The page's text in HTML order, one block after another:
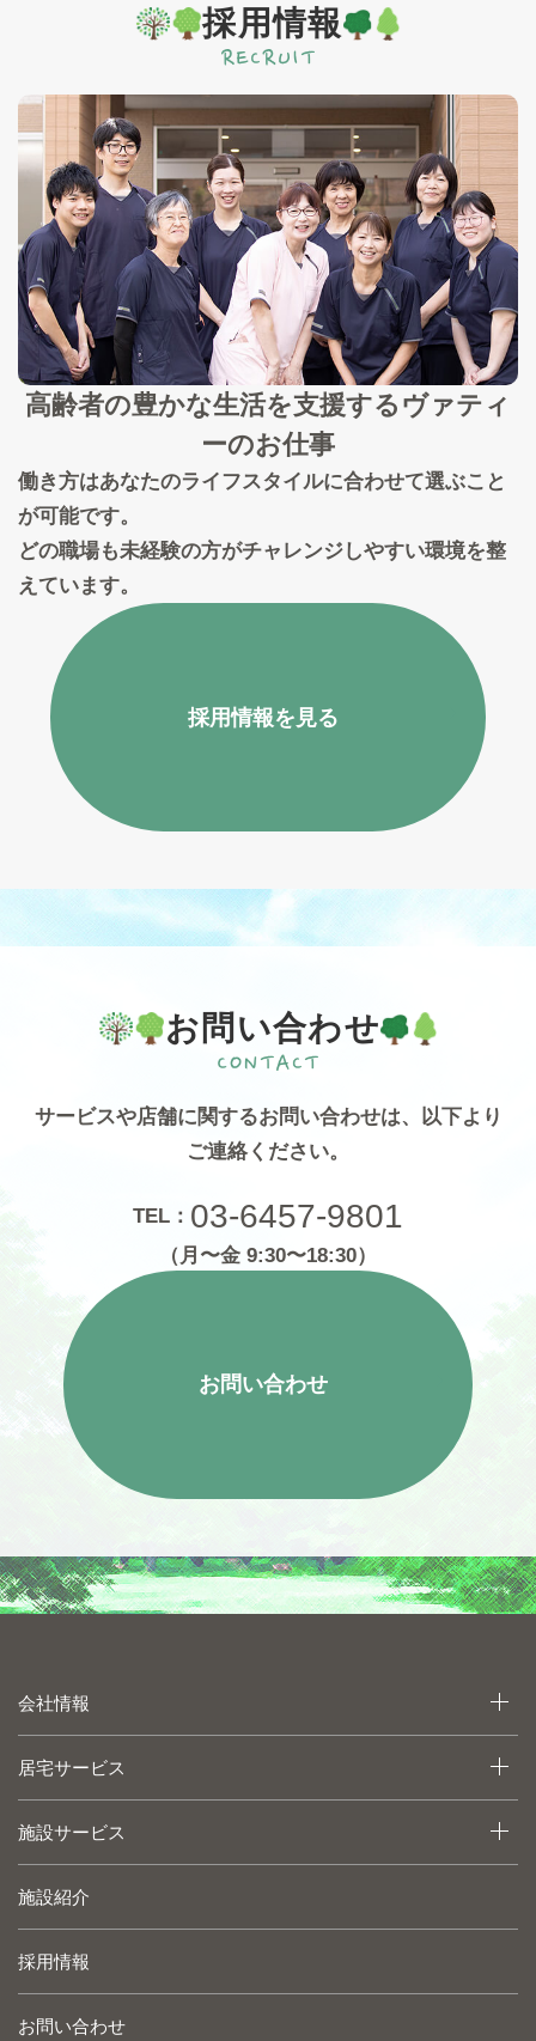
採用情報
高齢者の豊かな生活を支援する ヴァティ
ーのお仕事
働き方はあなたのライフスタイルに合わせて選ぶこと
が可能です。
どの職場も未経験の方がチャレンジしやすい環境を整
えています。
採用情報を見る
お問い合わせ
サービスや店舗に関するお問い合わせは、 以下より
ご連絡ください。
TEL： 03-6457-9801
（月〜金 9:30〜18:30）
お問い合わせ
会社情報
居宅サービス
施設サービス
施設紹介
採用情報
お問い合わせ